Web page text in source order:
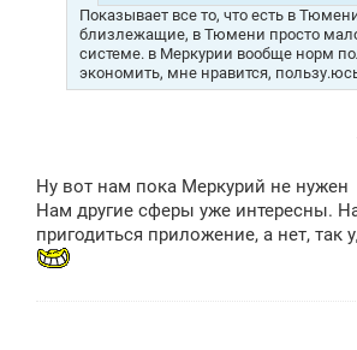
Показывает все то, что есть в
близлежащие, в Тюмени просто мало
системе. в Меркурии вообще норм
экономить, мне нравится,
Ну вот нам пока Меркурий не нужен
Нам другие сферы уже интересны.
пригодиться приложение, а нет, так